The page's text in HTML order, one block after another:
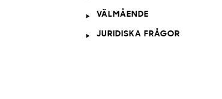
VÄLMÅENDE
JURIDISKA FRÅGOR